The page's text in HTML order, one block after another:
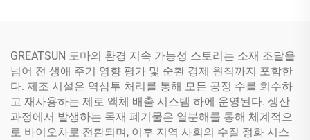
GREATSUN 도마의 환경 지속 가능성 스토리는 소재 조달을
넘어 전 생애 주기 영향 평가 및 순환 경제 원칙까지 포함한
다. 제조 시설은 역삼투 처리를 통해 모든 공정 수를 회수하
고 재사용하는 제로 액체 배출 시스템 하에 운영된다. 생산
과정에서 발생하는 목재 폐기물은 열분해를 통해 체계적으
로 바이오차로 전환되며, 이후 지역 사회의 수질 정화 시스